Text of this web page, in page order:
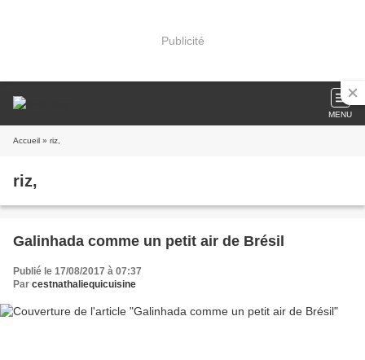
Publicité
MENU
Accueil » riz,
riz,
Galinhada comme un petit air de Brésil
Publié le 17/08/2017 à 07:37
Par cestnathaliequicuisine